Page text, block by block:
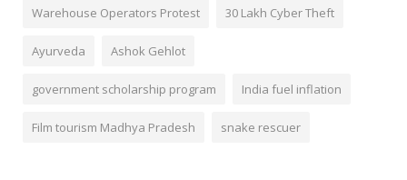
Warehouse Operators Protest 30 Lakh Cyber Theft
Ayurveda Ashok Gehlot
government scholarship program India fuel inflation
Film tourism Madhya Pradesh snake rescuer